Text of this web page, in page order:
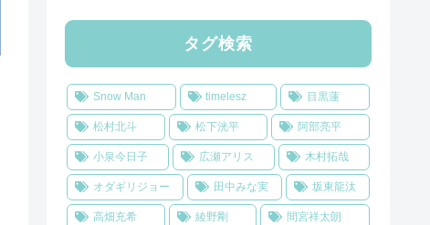
タグ検索
Snow Man timelesz 目黒蓮
松村北斗 松下洸平 阿部亮平
小泉今日子 広瀬アリス 木村拓哉
オダギリジョー 田中みな実 坂東龍汰
高畑充希 綾野剛 間宮祥太朗